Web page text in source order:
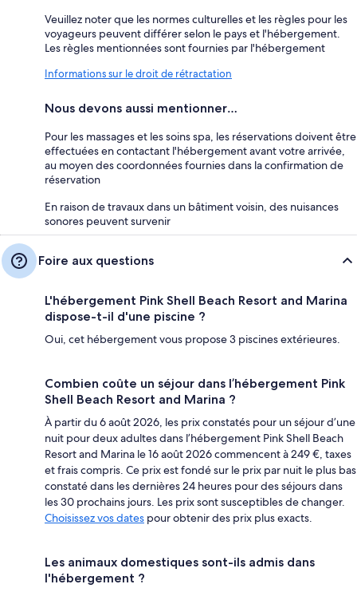
Veuillez noter que les normes culturelles et les règles pour les
voyageurs peuvent différer selon le pays et l'hébergement.
Les règles mentionnées sont fournies par l'hébergement
Informations sur le droit de rétractation
Nous devons aussi mentionner…
Pour les massages et les soins spa, les réservations doivent être
effectuées en contactant l'hébergement avant votre arrivée,
au moyen des coordonnées fournies dans la confirmation de
réservation
En raison de travaux dans un bâtiment voisin, des nuisances
sonores peuvent survenir
Foire aux questions
L'hébergement Pink Shell Beach Resort and Marina
dispose-t-il d'une piscine ?
Oui, cet hébergement vous propose 3 piscines extérieures.
Combien coûte un séjour dans l’hébergement Pink
Shell Beach Resort and Marina ?
À partir du 6 août 2026, les prix constatés pour un séjour d’une
nuit pour deux adultes dans l’hébergement Pink Shell Beach
Resort and Marina le 16 août 2026 commencent à 249 €, taxes
et frais compris. Ce prix est fondé sur le prix par nuit le plus bas
constaté dans les dernières 24 heures pour des séjours dans
les 30 prochains jours. Les prix sont susceptibles de changer.
Choisissez vos dates pour obtenir des prix plus exacts.
Les animaux domestiques sont-ils admis dans
l'hébergement ?